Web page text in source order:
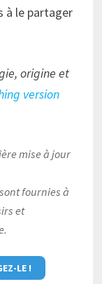
à le partager
origine et
version
mise à jour
fournies à
et
LE !